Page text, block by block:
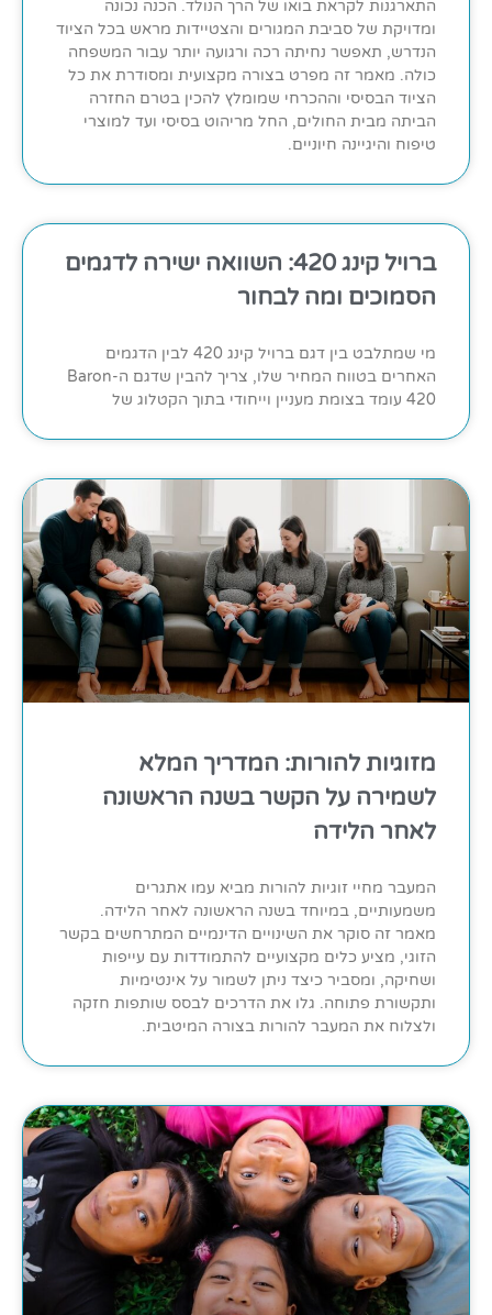
התארגנות לקראת בואו של הרך הנולד. הכנה נכונה
ומדויקת של סביבת המגורים והצטיידות מראש בכל הציוד
הנדרש, תאפשר נחיתה רכה ורגועה יותר עבור המשפחה
כולה. מאמר זה מפרט בצורה מקצועית ומסודרת את כל
הציוד הבסיסי וההכרחי שמומלץ להכין בטרם החזרה
הביתה מבית החולים, החל מריהוט בסיסי ועד למוצרי
טיפוח והיגיינה חיוניים.
ברויל קינג 420: השוואה ישירה לדגמים
הסמוכים ומה לבחור
מי שמתלבט בין דגם ברויל קינג 420 לבין הדגמים
האחרים בטווח המחיר שלו, צריך להבין שדגם ה-Baron
420 עומד בצומת מעניין וייחודי בתוך הקטלוג של
מזוגיות להורות: המדריך המלא
לשמירה על הקשר בשנה הראשונה
לאחר הלידה
המעבר מחיי זוגיות להורות מביא עמו אתגרים
משמעותיים, במיוחד בשנה הראשונה לאחר הלידה.
מאמר זה סוקר את השינויים הדינמיים המתרחשים בקשר
הזוגי, מציע כלים מקצועיים להתמודדות עם עייפות
ושחיקה, ומסביר כיצד ניתן לשמור על אינטימיות
ותקשורת פתוחה. גלו את הדרכים לבסס שותפות חזקה
ולצלוח את המעבר להורות בצורה המיטבית.